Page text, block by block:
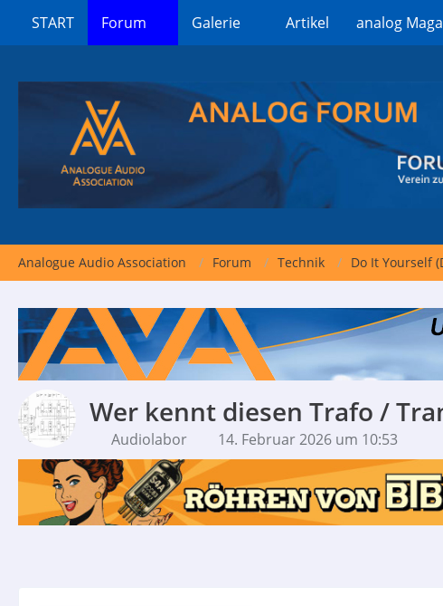
START Forum Galerie Artikel analog
Analogue Audio Association Forum Technik Do It Yourself
Wer kennt diesen Trafo /
Audiolabor 14. Februar 2026 um 10:53